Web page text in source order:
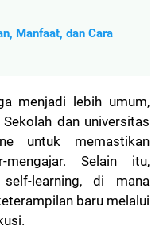
Manfaat, dan Cara
menjadi lebih umum,
dan universitas
untuk memastikan
mengajar. Selain itu,
learning, di mana
baru melalui